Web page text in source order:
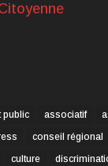
public associatif
conseil régional
culture